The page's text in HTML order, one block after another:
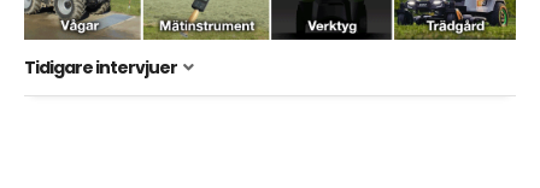
Tidigare intervjuer